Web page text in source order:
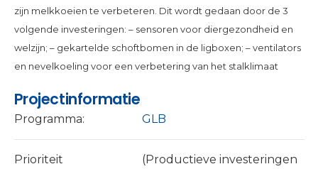
zijn melkkoeien te verbeteren. Dit wordt gedaan door de 3
volgende investeringen: – sensoren voor diergezondheid en
welzijn; – gekartelde schoftbomen in de ligboxen; – ventilators
en nevelkoeling voor een verbetering van het stalklimaat
Projectinformatie
Programma: GLB
Prioriteit
(Productieve investeringen